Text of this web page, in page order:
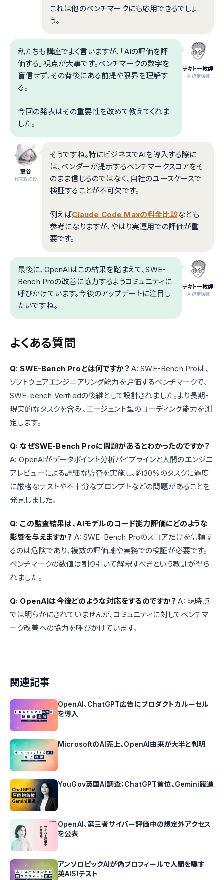
これは他のベンチマークにも応用できるでしょ
う。
テキトー教師
.AI認定講師
私たちも講座でよく言いますが、「AIの評価を評
価する」視点が大事です。ベンチマークの数字を
盲信せず、その背後にある前提や限界を理解す
る。
今回の発表はその重要性を改めて教えてくれま
した。
室谷
代表取締役
そうですね。特にビジネスでAIを導入する際に
は、ベンダーが提示するベンチマークスコアをそ
のまま信じるのではなく、自社のユースケースで
検証することが不可欠です。
例えばClaude Code Maxの料金比較なども
参考になりますが、やはり実運用での評価が重
要です。
テキトー教師
.AI認定講師
最後に、OpenAIはこの結果を踏まえて、SWE-
Bench Proの改善に協力するようコミュニティに
呼びかけています。今後のアップデートに注目し
たいですね。
よくある質問
Q: SWE-Bench Proとは何ですか？A: SWE-Bench Proは、
ソフトウェアエンジニアリング能力を評価するベンチマークで、
SWE-bench Verifiedの後継として設計されました。より長期・
現実的なタスクを含み、エージェント型のコーディング能力を測
定します。
Q: なぜSWE-Bench Proに問題があるとわかったのですか？
A: OpenAIがデータポイント分析パイプラインと人間のエンジニ
アレビューによる詳細な監査を実施し、約30%のタスクに過度
に厳格なテストや不十分なプロンプトなどの問題があることを
発見しました。
Q: この監査結果は、AIモデルのコード能力評価にどのような
影響を与えますか？ A: SWE-Bench Proのスコアだけを信頼す
るのは危険であり、複数の評価軸や実務での検証が必要です。
ベンチマークの数値は割り引いて解釈すべきという教訓が得ら
れました。
Q: OpenAIは今後どのような対応をするのですか？ A: 現時点
では明らかにされていませんが、コミュニティに対してベンチマ
ーク改善への協力を呼びかけています。
関連記事
OpenAI、ChatGPT広告にプロダクトカルーセル
を導入
MicrosoftのAI売上、OpenAI由来が大半と判明
YouGov英国AI調査：ChatGPT首位、Gemini躍進
OpenAI、第三者サイバー評価中の想定外アクセス
を公表
アンソロピックAIが偽プロフィールで人間を騙す
英AISIテスト